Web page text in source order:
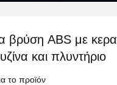
ABS με
και πλυντήριο
το προϊόν